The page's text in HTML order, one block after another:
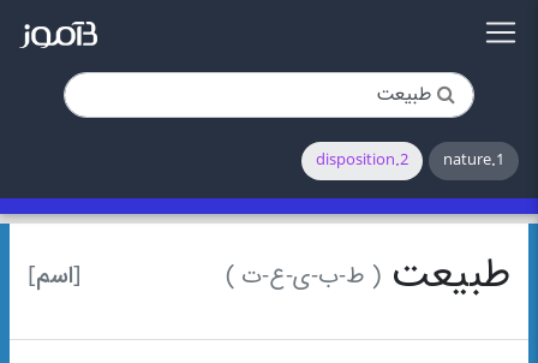
1.nature
2.disposition
[اسم] طبیعت ( ط-ب-ی-ع-ت )